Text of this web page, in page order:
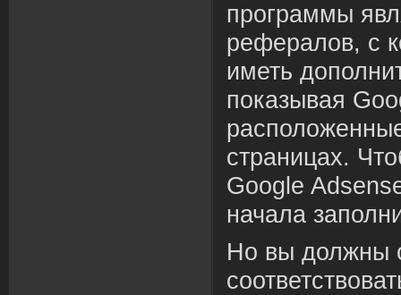
программы
рефералов, с
иметь
показывая
страницах.
Google
начала
Но вы должны